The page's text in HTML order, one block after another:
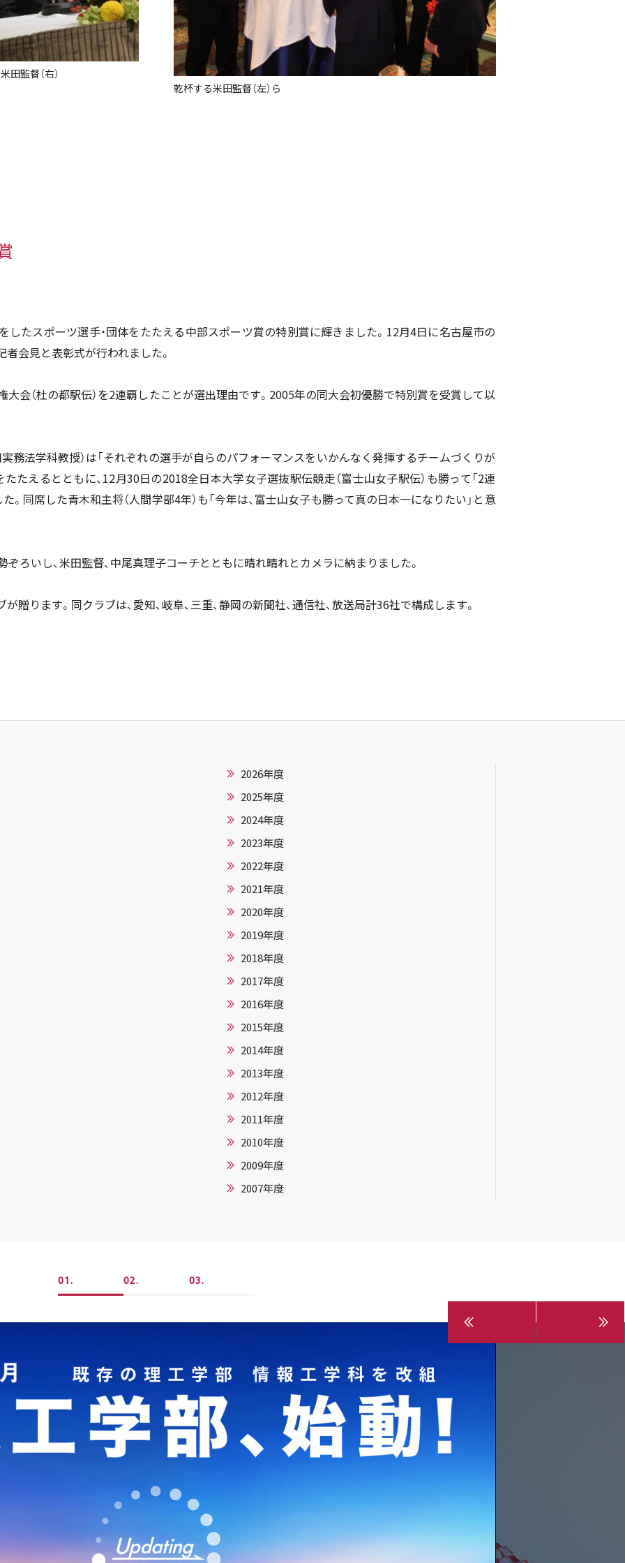
田監督（右）
乾杯する米田監督（左）ら
したスポーツ選手・団体をたたえる中部スポーツ賞の特別賞に輝きました。12月4日に名古屋市の
会見と表彰式が行われました。
会（杜の都駅伝）を2連覇したことが選出理由です。2005年の同大会初優勝で特別賞を受賞して以
務法学科教授）は「それぞれの選手が自らのパフォーマンスをいかんなく発揮するチームづくりが
たえるとともに、12月30日の2018全日本大学女子選抜駅伝競走（富士山女子駅伝）も勝って「2連
。同席した青木和主将（人間学部4年）も「今年は、富士山女子も勝って真の日本一になりたい」と意
ろいし、米田監督、中尾真理子コーチとともに晴れ晴れとカメラに納まりました。
ります。同クラブは、愛知、岐阜、三重、静岡の新聞社、通信社、放送局計36社で構成します。
2026年度
2025年度
2024年度
2023年度
2022年度
2021年度
2020年度
2019年度
2018年度
2017年度
2016年度
2015年度
2014年度
2013年度
2012年度
2011年度
2010年度
2009年度
2007年度
1 2 3